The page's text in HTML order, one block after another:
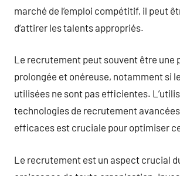
marché de l’emploi compétitif, il peut
d’attirer les talents appropriés.
Le recrutement peut souvent être une
prolongée et onéreuse, notamment si
utilisées ne sont pas efficientes.
technologies de recrutement
efficaces est cruciale pour optimiser
Le recrutement est un aspect crucial